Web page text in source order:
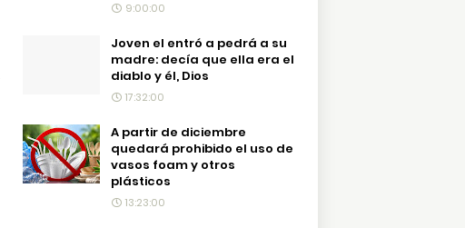
9:00:00
Joven el entró a pedrá a su
madre: decía que ella era el
diablo y él, Dios
17:32:00
A partir de diciembre
quedará prohibido el uso de
vasos foam y otros
plásticos
13:23:00